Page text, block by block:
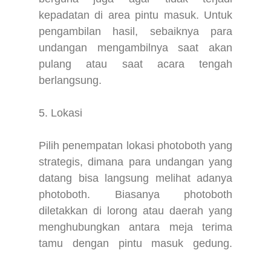
kepadatan di area pintu masuk. Untuk
pengambilan hasil, sebaiknya para
undangan mengambilnya saat akan
pulang atau saat acara tengah
berlangsung.
5. Lokasi
Pilih penempatan lokasi photoboth yang
strategis, dimana para undangan yang
datang bisa langsung melihat adanya
photoboth. Biasanya photoboth
diletakkan di lorong atau daerah yang
menghubungkan antara meja terima
tamu dengan pintu masuk gedung.